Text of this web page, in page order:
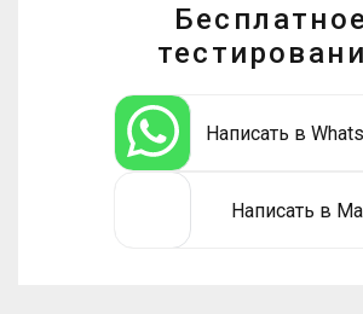
Бесплатное
Написать в
Написать в